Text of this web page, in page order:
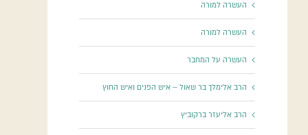
העשרה למורה
העשרה למורה
העשרה על המחבר
הרב אלימלך בר שאול – איש הפנים ואיש החוץ
הרב אליעזר ברקוביץ